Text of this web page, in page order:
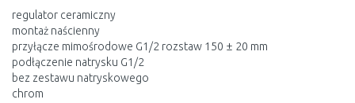
regulator ceramiczny
montaż naścienny
przyłącze mimośrodowe G1/2 rozstaw 150 ± 20 mm
podłączenie natrysku G1/2
bez zestawu natryskowego
chrom